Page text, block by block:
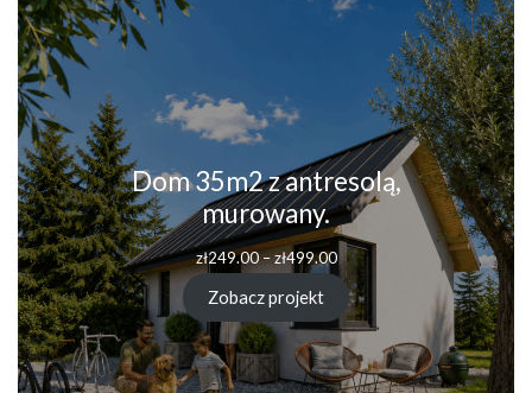
Dom 35m2 z antresolą,
murowany.
zł249.00–zł499.00
Zobacz projekt